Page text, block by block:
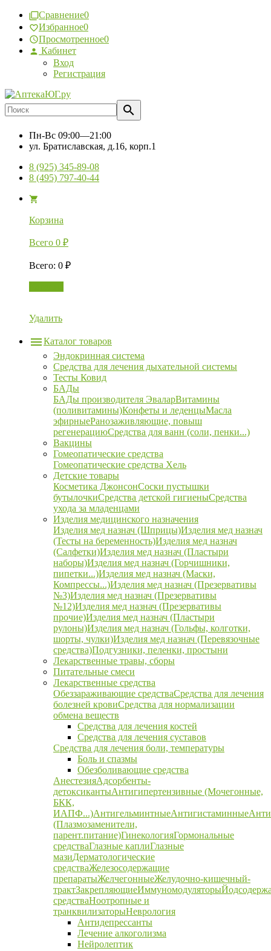
Сравнение0
Избранное0
Просмотренное0
Кабинет
Вход
Регистрация
Пн-Вс 09:00—21:00
ул. Братиславская, д.16, корп.1
8 (925) 345-89-08
8 (495) 797-40-44
Корзина
Всего 0 ₽
Всего: 0 ₽
Удалить
Каталог товаров
Эндокринная система
Средства для лечения дыхательной системы
Тесты Ковид
БАДы
БАДы производителя ЭваларВитамины
(поливитамины)Конфеты и леденцыМасла
эфирныеРанозаживляющие, повыш
регенерациюСредства для ванн (соли, пенки...)
Вакцины
Гомеопатические средства
Гомеопатические средства Хель
Детские товары
Косметика ДжонсонСоски пустышки
бутылочкиСредства детской гигиеныСредства
ухода за младенцами
Изделия медицинского назначения
Изделия мед назнач (Шприцы)Изделия мед назнач
(Тесты на беременность)Изделия мед назнач
(Салфетки)Изделия мед назнач (Пластыри
наборы)Изделия мед назнач (Горчишники,
пипетки...)Изделия мед назнач (Маски,
Компрессы...)Изделия мед назнач (Презервативы
№3)Изделия мед назнач (Презервативы
№12)Изделия мед назнач (Презервативы
прочие)Изделия мед назнач (Пластыри
рулоны)Изделия мед назнач (Гольфы, колготки,
шорты, чулки)Изделия мед назнач (Перевязочные
средства)Подгузники, пеленки, простыни
Лекарственные травы, сборы
Питательные смеси
Лекарственные средства
Обеззараживающие средстваСредства для лечения
болезней кровиСредства для нормализации
обмена веществ
Средства для лечения костей
Средства для лечения суставов
Средства для лечения боли, температуры
Боль и спазмы
Обезболивающие средства
АнестезияАдсорбенты-
детоксикантыАнтигипертензивные (Мочегонные,
БКК,
ИАПФ...)АнтигельминтныеАнтигистаминные
(Плазмозаменители,
парент.питание)ГинекологияГормональные
средстваГлазные каплиГлазные
мазиДерматологические
средстваЖелезосодержащие
препаратыЖелчегонныеЖелудочно-кишечный-
трактЗакрепляющиеИммуномодуляторы
средстваНоотропные и
транквилизаторыНеврология
Антидепрессанты
Лечение алкоголизма
Нейролептик